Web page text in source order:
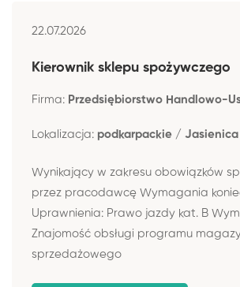
22.07.2026
Kierownik sklepu spożywczego
Firma: Przedsiębiorstwo Handlowo-Usługowe HEPI s.c. Henryk Pisula,
Lokalizacja: podkarpackie / Jasienica
Wynikający w zakresu obowiązków
przez pracodawcę Wymagania
Uprawnienia: Prawo jazdy kat. B
Znajomość obsługi programu
sprzedażowego